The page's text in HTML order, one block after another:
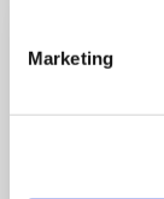
Marketing